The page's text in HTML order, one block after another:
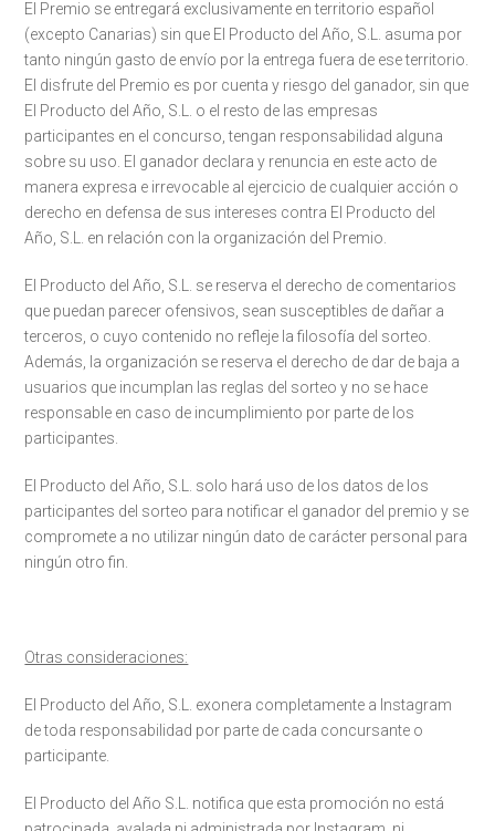
El Premio se entregará exclusivamente en territorio español
(excepto Canarias) sin que El Producto del Año, S.L. asuma por
tanto ningún gasto de envío por la entrega fuera de ese territorio.
El disfrute del Premio es por cuenta y riesgo del ganador, sin que
El Producto del Año, S.L. o el resto de las empresas
participantes en el concurso, tengan responsabilidad alguna
sobre su uso. El ganador declara y renuncia en este acto de
manera expresa e irrevocable al ejercicio de cualquier acción o
derecho en defensa de sus intereses contra El Producto del
Año, S.L. en relación con la organización del Premio.
El Producto del Año, S.L. se reserva el derecho de comentarios
que puedan parecer ofensivos, sean susceptibles de dañar a
terceros, o cuyo contenido no refleje la filosofía del sorteo.
Además, la organización se reserva el derecho de dar de baja a
usuarios que incumplan las reglas del sorteo y no se hace
responsable en caso de incumplimiento por parte de los
participantes.
El Producto del Año, S.L. solo hará uso de los datos de los
participantes del sorteo para notificar el ganador del premio y se
compromete a no utilizar ningún dato de carácter personal para
ningún otro fin.
Otras consideraciones:
El Producto del Año, S.L. exonera completamente a Instagram
de toda responsabilidad por parte de cada concursante o
participante.
El Producto del Año S.L. notifica que esta promoción no está